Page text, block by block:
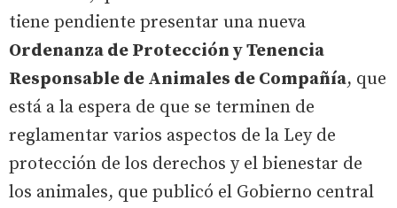
tiene pendiente presentar una nueva
Ordenanza de Protección y Tenencia
Responsable de Animales de Compañía, que
está a la espera de que se terminen de
reglamentar varios aspectos de la Ley de
protección de los derechos y el bienestar de
los animales, que publicó el Gobierno central